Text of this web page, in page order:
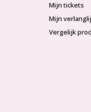
Mijn tickets
Mijn
Vergelijk